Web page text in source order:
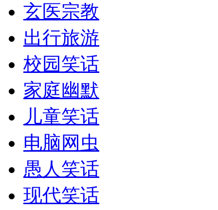
玄医宗教
出行旅游
校园笑话
家庭幽默
儿童笑话
电脑网虫
愚人笑话
现代笑话